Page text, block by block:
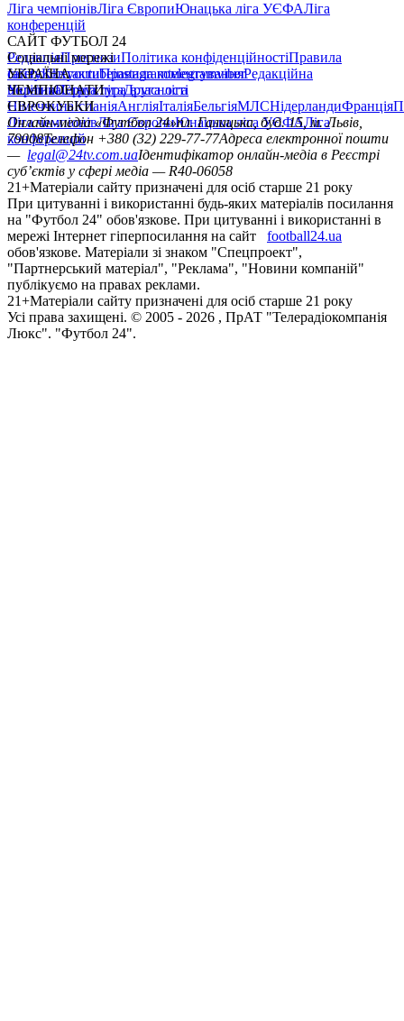
Ліга чемпіонівЛіга ЄвропиЮнацька ліга УЄФАЛіга
конференцій
САЙТ ФУТБОЛ 24
РедакціяПрогнозиПолітика конфіденційностіПравила
сайтуКонтактиПравила коментуванняРедакційна
політикаСтруктура власності
Соціальні мережі
facebookxyoutubeinstagramtelegramviber
УКРАЇНА
УкраїнаПерша лігаДруга ліга
ЧЕМПІОНАТИ
НімеччинаІспаніяАнгліяІталіяБельгіяМЛСНідерландиФранція
ЄВРОКУБКИ
Ліга чемпіонівЛіга ЄвропиЮнацька ліга УЄФАЛіга
конференцій
Онлайн-медіа «Футбол 24»пл. Галицька, буд. 15, м. Львів,
79008Телефон +380 (32) 229-77-77Адреса електронної пошти
— legal@24tv.com.uaІдентифікатор онлайн-медіа в Реєстрі
суб’єктів у сфері медіа — R40-06058
21+Матеріали сайту призначені для осіб старше 21 року
При цитуванні і використанні будь-яких матеріалів посилання
на "Футбол 24" обов'язкове. При цитуванні і використанні в
мережі Інтернет гіперпосилання на сайт
football24.ua
обов'язкове. Матеріали зі знаком "Спецпроект",
"Партнерський матеріал", "Реклама", "Новини компаній"
публікуємо на правах реклами.
21+Матеріали сайту призначені для осіб старше 21 року
Усi права захищенi. © 2005 - 2026 , ПрАТ "Телерадіокомпанія
Люкс". "Футбол 24".